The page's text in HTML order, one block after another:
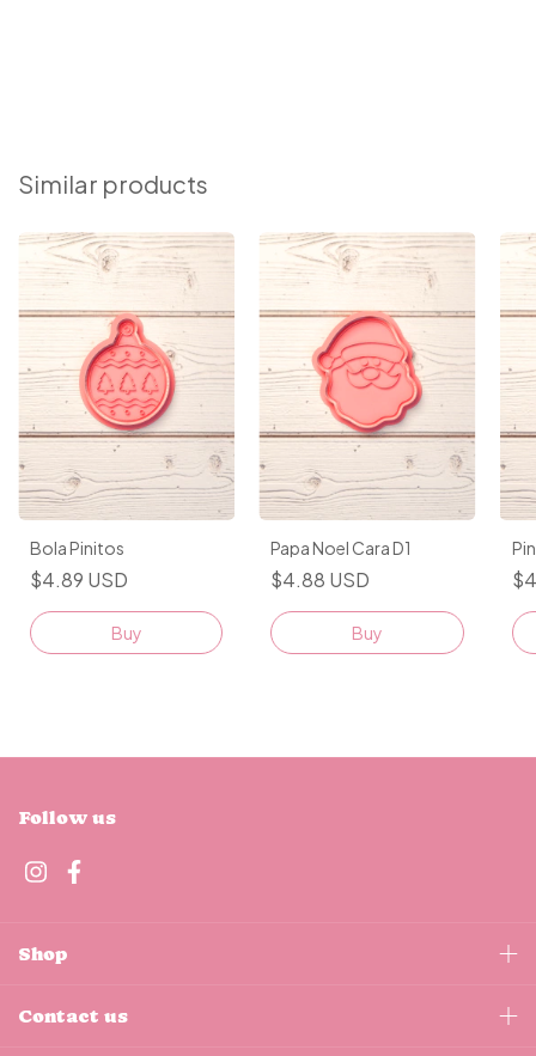
Similar products
Bola Pinitos
$4.89 USD
Buy
Papa Noel Cara D1
$4.88 USD
Buy
Follow us
Shop
Contact us